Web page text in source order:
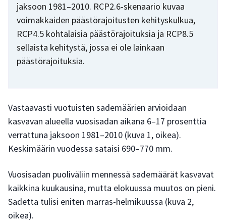
jaksoon 1981–2010. RCP2.6-skenaario kuvaa
voimakkaiden päästörajoitusten kehityskulkua,
RCP4.5 kohtalaisia päästörajoituksia ja RCP8.5
sellaista kehitystä, jossa ei ole lainkaan
päästörajoituksia.
Vastaavasti vuotuisten sademäärien arvioidaan
kasvavan alueella vuosisadan aikana 6–17 prosenttia
verrattuna jaksoon 1981–2010 (kuva 1, oikea).
Keskimäärin vuodessa sataisi 690–770 mm.
Vuosisadan puoliväliin mennessä sademäärät kasvavat
kaikkina kuukausina, mutta elokuussa muutos on pieni.
Sadetta tulisi eniten marras-helmikuussa (kuva 2,
oikea).